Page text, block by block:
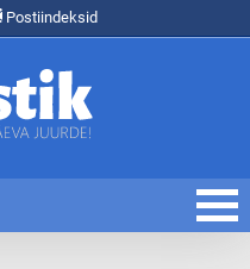
Postiindeksid